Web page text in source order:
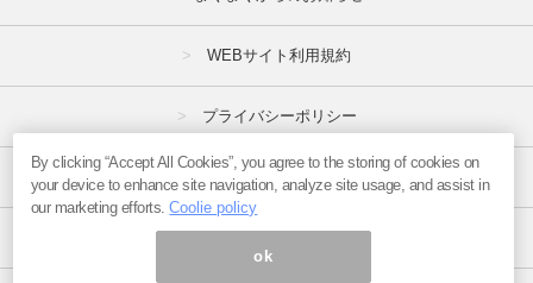
WEBサイト利用規約
プライバシーポリシー
特定商取引法
By clicking “Accept All Cookies”, you agree to the storing of cookies on
your device to enhance site navigation, analyze site usage, and assist in
our marketing efforts.Coolie policy
ok